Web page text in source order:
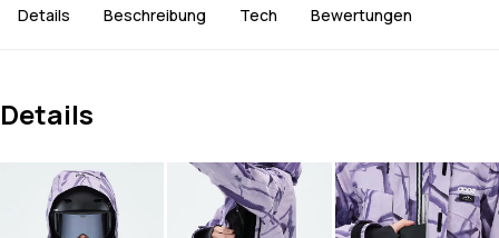
Details Beschreibung Tech Bewertungen
Details